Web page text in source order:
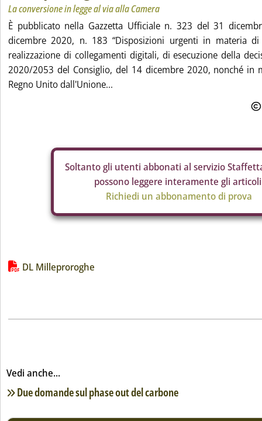
La conversione in legge al via alla Camera
È pubblicato nella Gazzetta Ufficiale n. 323 del 31
dicembre 2020, n. 183 “Disposizioni urgenti in materia
realizzazione di collegamenti digitali, di esecuzione della
2020/2053 del Consiglio, del 14 dicembre 2020, nonché in
Regno Unito dall'Unione...
Soltanto gli utenti abbonati al servizio
possono leggere interamente gli
Richiedi un abbonamento di prova
Lista allegati PDF alla notizia
DL Milleproroghe
Vedi anche...
Lista notizie correlate
Due domande sul phase out del carbone